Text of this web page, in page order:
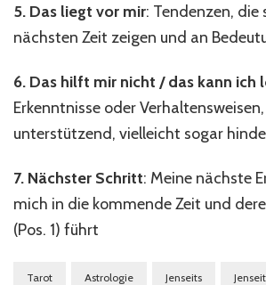
5. Das liegt vor mir: Tendenzen, die
nächsten Zeit zeigen und an
6. Das hilft mir nicht / das kann ich
Erkenntnisse oder
unterstützend, vielleicht sogar
7. Nächster Schritt: Meine nächste
mich in die kommende Zeit und
(Pos. 1) führt
Tarot Astrologie Jenseits